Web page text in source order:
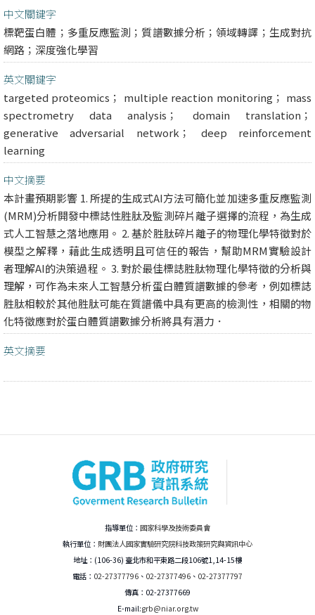
中文關鍵字
標靶蛋白體；多重反應監測；質譜數據分析；領域轉譯；生成對抗
網路；深度強化學習
英文關鍵字
targeted proteomics； multiple reaction monitoring； mass
spectrometry data analysis； domain translation；
generative adversarial network； deep reinforcement
learning
中文摘要
本計畫預期影響 1. 所提的生成式AI方法可簡化並加速多重反應監測
(MRM)分析開發中標誌性胜肽及監測碎片離子選擇的流程，為生成
式人工智慧之落地應用。 2. 基於胜肽碎片離子的物理化學特徵對於
模型之解釋，藉此生成透明且可信任的報告，幫助MRM實驗設計
者理解AI的決策過程。 3. 對於最佳標誌胜肽物理化學特徵的分析與
理解，可作為未來人工智慧分析蛋白體質譜數據的參考，例如標誌
胜肽相較於其他胜肽可能在質譜儀中具有更高的檢測性，相關的物
化特徵應對於蛋白體質譜數據分析將具有潛力．
英文摘要
指導單位： 國家科學及技術委員會
執行單位： 財團法人國家實驗研究院科技政策研究與資訊中心
地址：(106-36) 臺北市和平東路二段106號1,14-15樓
電話： 02-27377796 、 02-27377496 、 02-27377797
傳真：02-27377669
E-mail:grb@niar.org.tw